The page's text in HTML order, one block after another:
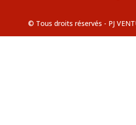
© Tous droits réservés - PJ